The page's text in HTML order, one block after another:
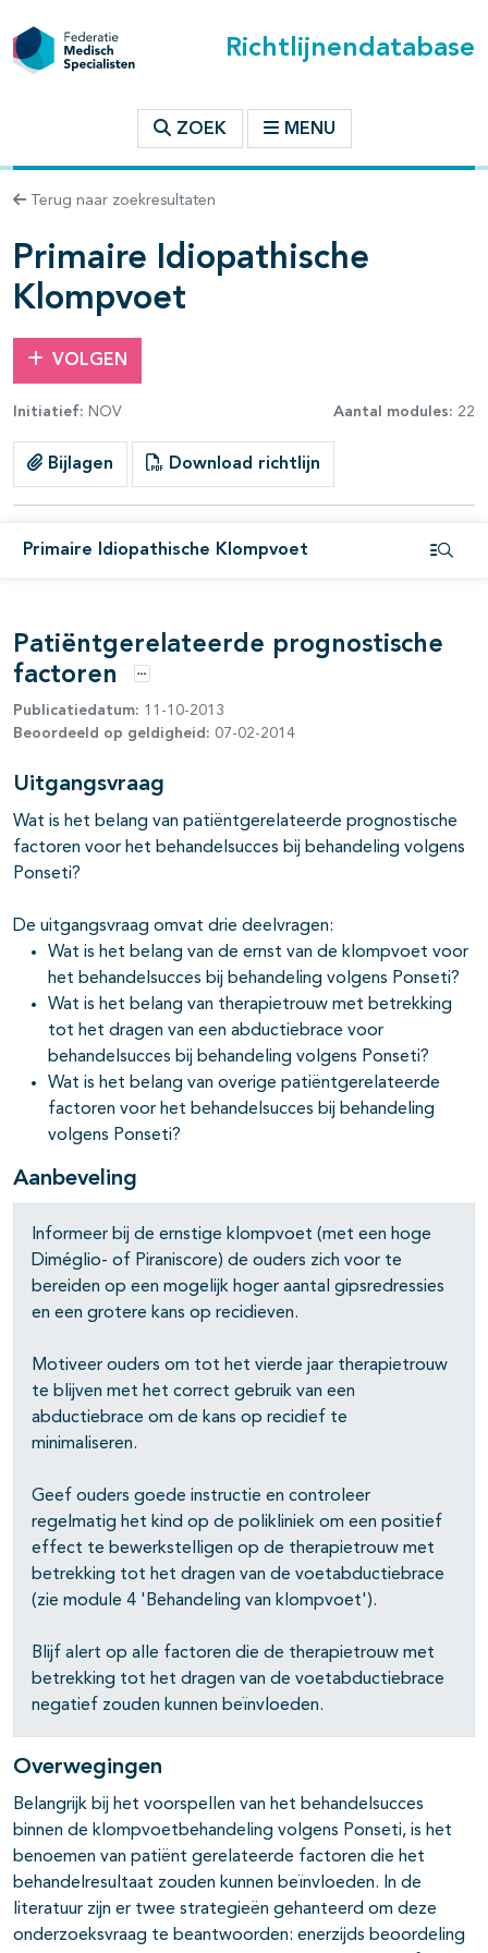
Richtlijnendatabase
ZOEK MENU
Terug naar zoekresultaten
Primaire Idiopathische
Klompvoet
VOLGEN
Initiatief: NOV Aantal modules: 22
Bijlagen Download richtlijn
Primaire Idiopathische Klompvoet
binnen deze richtlijn
open- en dichtklappen
Patiëntgerelateerde prognostische
factoren
Opties
Publicatiedatum: 11-10-2013
Beoordeeld op geldigheid: 07-02-2014
Uitgangsvraag
Wat is het belang van patiëntgerelateerde prognostische
factoren voor het behandelsucces bij behandeling volgens
Ponseti?
De uitgangsvraag omvat drie deelvragen:
Wat is het belang van de ernst van de klompvoet voor
het behandelsucces bij behandeling volgens Ponseti?
Wat is het belang van therapietrouw met betrekking
tot het dragen van een abductiebrace voor
behandelsucces bij behandeling volgens Ponseti?
Wat is het belang van overige patiëntgerelateerde
factoren voor het behandelsucces bij behandeling
volgens Ponseti?
Aanbeveling
Informeer bij de ernstige klompvoet (met een hoge
Diméglio- of Piraniscore) de ouders zich voor te
bereiden op een mogelijk hoger aantal gipsredressies
en een grotere kans op recidieven.
Motiveer ouders om tot het vierde jaar therapietrouw
te blijven met het correct gebruik van een
abductiebrace om de kans op recidief te
minimaliseren.
Geef ouders goede instructie en controleer
regelmatig het kind op de polikliniek om een positief
effect te bewerkstelligen op de therapietrouw met
betrekking tot het dragen van de voetabductiebrace
(zie module 4 'Behandeling van klompvoet').
Blijf alert op alle factoren die de therapietrouw met
betrekking tot het dragen van de voetabductiebrace
negatief zouden kunnen beïnvloeden.
Overwegingen
Belangrijk bij het voorspellen van het behandelsucces
binnen de klompvoetbehandeling volgens Ponseti, is het
benoemen van patiënt gerelateerde factoren die het
behandelresultaat zouden kunnen beïnvloeden. In de
literatuur zijn er twee strategieën gehanteerd om deze
onderzoeksvraag te beantwoorden: enerzijds beoordeling